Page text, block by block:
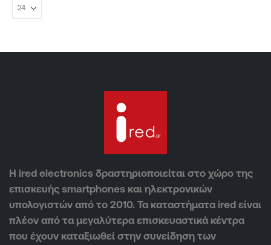
Η ired electronics δραστηριοποιείται στο χώρο της
επισκευής smartphones και ηλεκτρονικών
υπολογιστών από το 2010. Τα καταστήματα ired είναι
πλέον από τα μεγαλύτερα επισκευαστικά κέντρα
που έχουν καταξιωθεί στην συνείδηση των